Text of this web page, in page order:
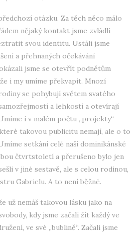
otázku. Za těch něco málo
nějaký kontakt jsme zvládli
svou identitu. Ustáli jsme
a přehnaných očekávání
jsme se otevřít podnětům
i my umíme překvapit. Mnozí
se pohybují světem svatého
a lehkostí a otevírají
i v malém počtu „projekty“
takovou publicitu nemají, ale o to
setkání celé naší dominikánské
čtvrtstoletí a přerušeno bylo jen
v jiné sestavě, ale s celou rodinou,
Gabrielu. A to není běžné.
už nemáš takovou lásku jako na
kdy jsme začali žít každý ve
ve své „bublině“. Začali jsme